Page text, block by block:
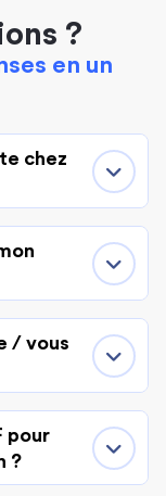
?
en un
chez
/ vous
pour
?